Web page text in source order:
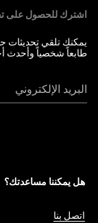
اشترك للحصول على
يمكنك تلقي تحديثات
طابعاً شخصياً وأحدث
البريد الإلكتروني
هل يمكننا مساعدتك؟
اتصل بنا